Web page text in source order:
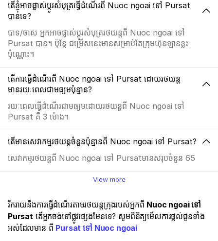
តើខ្ញុំអាចផ្លាស់ប្ដូរសំបុត្រធ្វើដំណើរពី Nuoc ngoai ទៅ Pursat
បានទេ?
បាទ/ចាស អ្នកអាចផ្លាស់ប្ដូរសំបុត្ររថយន្តពី Nuoc ngoai ទៅ
Pursat បាន។ ប៉ុន្តែ ជម្រើសនេះមានសម្រាប់តែក្រុមហ៊ុនឡានខ្លះ
ប៉ុណ្ណោះ។
តើការធ្វើដំណើរពី Nuoc ngoai ទៅ Pursat ដោយរថយន្ត
មានរយៈពេលជាមធ្យមប៉ុន្មាន?
រយៈពេលធ្វើដំណើរជាមធ្យមដោយរថយន្តពី Nuoc ngoai ទៅ
Pursat គឺ 3 ម៉ោង។
តើមានសេវាកម្មរថយន្តចំនួនប៉ុន្មានពី Nuoc ngoai ទៅ Pursat?
សេវាកម្មរថយន្តពី Nuoc ngoai ទៅ Pursatមានសរុបចំនួន 65
View more
រីករាយនឹងការធ្វើដំណើរតាមរថយន្តក្រុងរបស់អ្នកពី Nuoc ngoai ទៅ
Pursatតើអ្នកចង់ទៅផ្លូវផ្សេងមែនទេ? សូមពិនិត្យមើលការផ្តល់ជូនទាំង
អស់ដែលមាន ពី Pursat ទៅ Nuoc ngoai